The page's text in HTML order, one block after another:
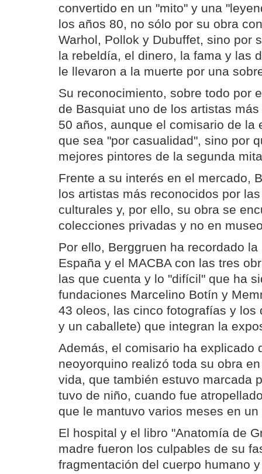
convertido en un "mito" y una
los años 80, no sólo por su obra
Warhol, Pollok y Dubuffet, sino por
la rebeldía, el dinero, la fama y las
le llevaron a la muerte por una
Su reconocimiento, sobre todo por
de Basquiat uno de los artistas
50 años, aunque el comisario de la
que sea "por casualidad", sino por
mejores pintores de la segunda
Frente a su interés en el mercado,
los artistas más reconocidos por
culturales y, por ello, su obra se
colecciones privadas y no en
Por ello, Berggruen ha recordado
España y el MACBA con las tres
las que cuenta y lo "difícil" que ha
fundaciones Marcelino Botín y
43 oleos, las cinco fotografías y los
y un caballete) que integran la
Además, el comisario ha explicado
neoyorquino realizó toda su obra
vida, que también estuvo marcada
tuvo de niño, cuando fue
que le mantuvo varios meses en
El hospital y el libro "Anatomía de
madre fueron los culpables de su
fragmentación del cuerpo humano